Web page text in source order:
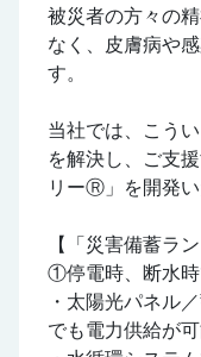
被災者の方々の
なく、皮膚病や
す。
当社では、こう
を解決し、ご支
リーⓇ」を開発い
【「災害備蓄ラ
①停電時、断水時
・太陽光パネル
でも電力供給が可